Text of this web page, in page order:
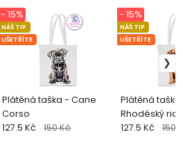
Plátěná taška - Cane
Corso
NÁŠ TIP
UŠETŘÍTE
- 15%
127.5 Kč 150 Kč
Plátěná
Rhodéský
NÁŠ TIP
UŠETŘÍTE
- 15%
127.5 Kč 150